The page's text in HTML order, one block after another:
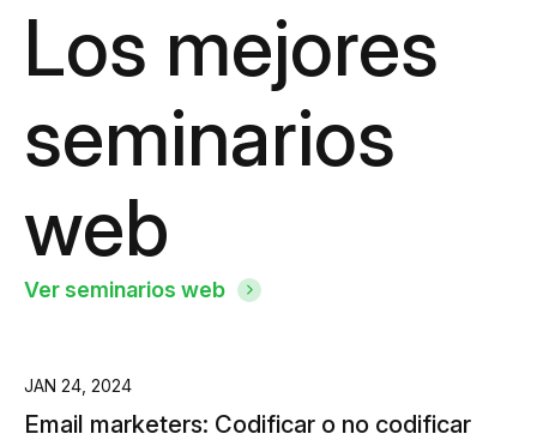
Los mejores
seminarios
web
Ver seminarios web
JAN 24, 2024
Email marketers: Codificar o no codificar